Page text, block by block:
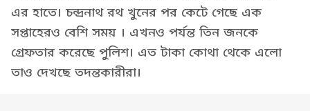
এর হাতে। চন্দ্রনাথ রথ খুনের পর কেটে গেছে এক
সপ্তাহেরও বেশি সময় । এখনও পর্যন্ত তিন জনকে
গ্রেফতার করেছে পুলিশ। এত টাকা কোথা থেকে এলো
তাও দেখছে তদন্তকারীরা।